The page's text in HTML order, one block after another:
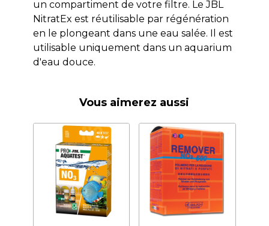
un compartiment de votre filtre. Le JBL
NitratEx est réutilisable par régénération
en le plongeant dans une eau salée. Il est
utilisable uniquement dans un aquarium
d'eau douce.
Vous aimerez aussi